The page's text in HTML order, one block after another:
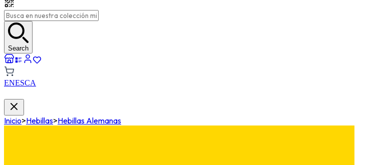
Search
ENESCA
Inicio>Hebillas>Hebillas Alemanas